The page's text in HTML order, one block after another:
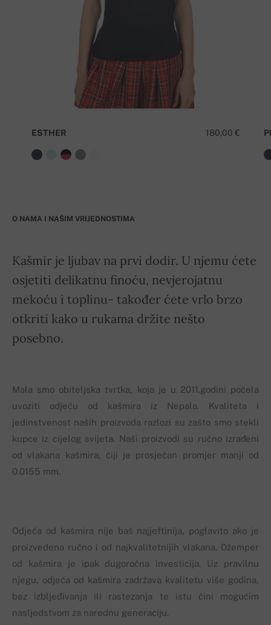
180,00 €
ESTHER
O NAMA I NAŠIM VRIJEDNOSTIMA
Kašmir je ljubav na prvi dodir. U njemu ćete
osjetiti delikatnu finoću, nevjerojatnu
mekoću i toplinu- također ćete vrlo brzo
otkriti kako u rukama držite nešto
posebno.
Mala smo obiteljska tvrtka, koja je u 2011.godini počela
uvoziti odjeću od kašmira iz Nepala. Kvaliteta i
jedinstvenost naših proizvoda razlozi su zašto smo stekli
kupce iz cijelog svijeta. Naši proizvodi su ručno izrađeni
od vlakana kašmira, čiji je prosječan promjer manji od
0.0155 mm.
Odjeća od kašmira nije baš najjeftinija, poglavito ako je
proizvedena ručno i od najkvalitetnijih vlakana. Džemper
od kašmira je ipak dugoročna investicija. Uz pravilnu
njegu, odjeća od kašmira zadržava kvalitetu više godina,
bez izbljeđivanja ili rastezanja te istu čini mogućim
nasljedstvom za narednu generaciju.